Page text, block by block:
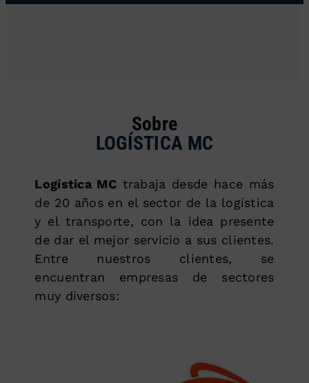
Sobre
LOGÍSTICA MC
Logística MC trabaja desde hace más
de 20 años en el sector de la logística
y el transporte, con la idea presente
de dar el mejor servicio a sus clientes.
Entre nuestros clientes, se
encuentran empresas de sectores
muy diversos: